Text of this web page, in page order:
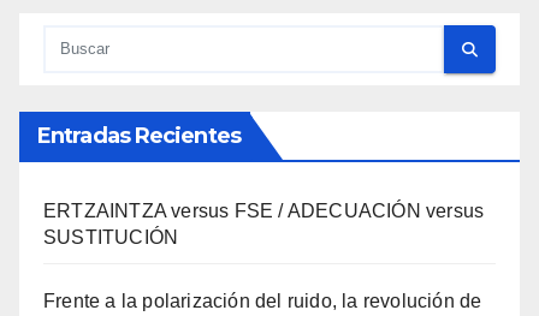
Entradas Recientes
ERTZAINTZA versus FSE / ADECUACIÓN versus
SUSTITUCIÓN
Frente a la polarización del ruido, la revolución de